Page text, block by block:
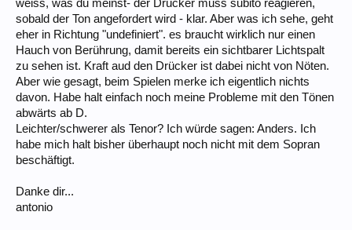
weiss, was du meinst- der Drücker muss subito reagieren,
sobald der Ton angefordert wird - klar. Aber was ich sehe, geht
eher in Richtung "undefiniert". es braucht wirklich nur einen
Hauch von Berührung, damit bereits ein sichtbarer Lichtspalt
zu sehen ist. Kraft aud den Drücker ist dabei nicht von Nöten.
Aber wie gesagt, beim Spielen merke ich eigentlich nichts
davon. Habe halt einfach noch meine Probleme mit den Tönen
abwärts ab D.
Leichter/schwerer als Tenor? Ich würde sagen: Anders. Ich
habe mich halt bisher überhaupt noch nicht mit dem Sopran
beschäftigt.
Danke dir...
antonio